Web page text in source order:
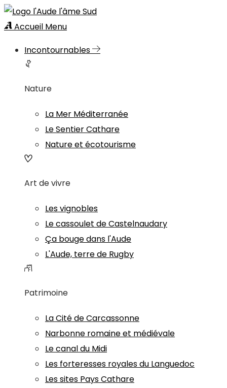
Accueil Menu
Incontournables
Nature
La Mer Méditerranée
Le Sentier Cathare
Nature et écotourisme
Art de vivre
Les vignobles
Le cassoulet de Castelnaudary
Ça bouge dans l'Aude
L'Aude, terre de Rugby
Patrimoine
La Cité de Carcassonne
Narbonne romaine et médiévale
Le canal du Midi
Les forteresses royales du Languedoc
Les sites Pays Cathare